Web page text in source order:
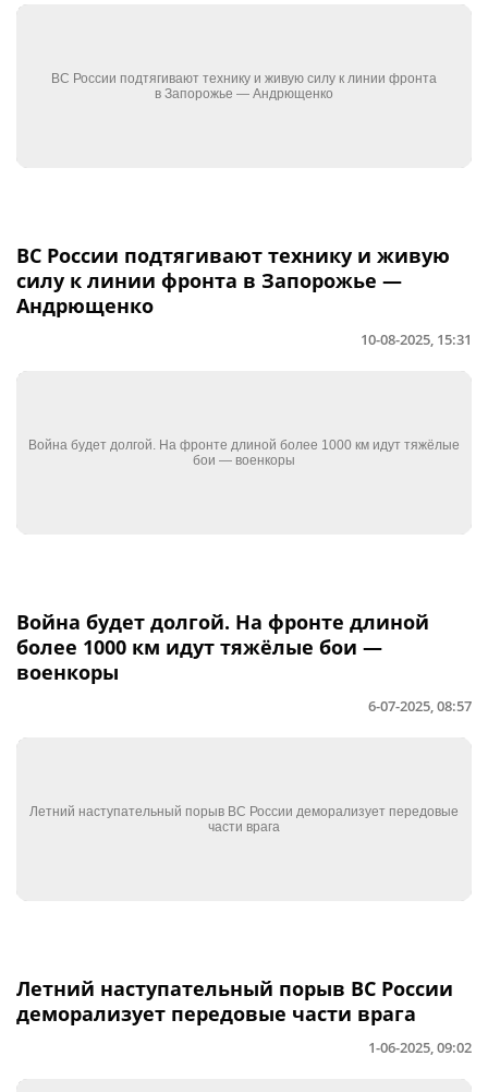
ВС России подтягивают технику и живую
силу к линии фронта в Запорожье —
Андрющенко
10-08-2025, 15:31
Война будет долгой. На фронте длиной
более 1000 км идут тяжёлые бои —
военкоры
6-07-2025, 08:57
Летний наступательный порыв ВС России
деморализует передовые части врага
1-06-2025, 09:02